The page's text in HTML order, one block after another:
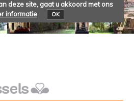
deze site, gaat u akkoord met ons
informatie OK